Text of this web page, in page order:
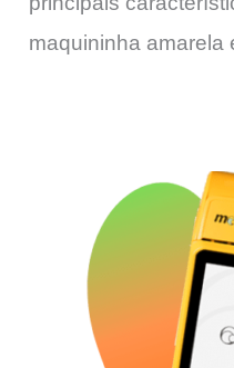
maquininha amarela